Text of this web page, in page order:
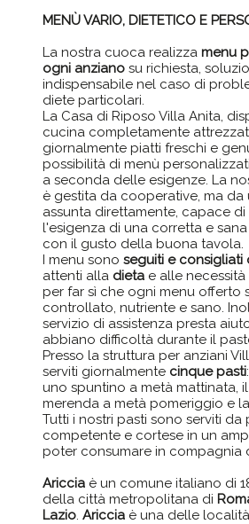
MENÙ VARIO, DIETETICO E
La nostra cuoca realizzamenu
ogni anziano su richiesta,
indispensabile nel caso di
diete particolari.
La Casa di Riposo Villa Anita,
cucina completamente
giornalmente piatti freschi e
possibilità di menù
a seconda delle esigenze. La
è gestita da cooperative, ma da
assunta direttamente, capace
l'esigenza di una corretta e
con il gusto della buona tavola.
I menu sonoseguiti e consigliati
attenti alla dieta e alle
per far sì che ogni menu offerto
controllato, nutriente e sano.
servizio di assistenza presta
abbiano difficoltà durante il
Presso la struttura per anziani
serviti giornalmente cinque pasti
uno spuntino a metà mattinata,
merenda a metà pomeriggio e
Tutti i nostri pasti sono serviti da
competente e cortese in un
poter consumare in compagnia
Ariccia è un comune italiano di
della città metropolitana di
Lazio.Ariccia è una delle